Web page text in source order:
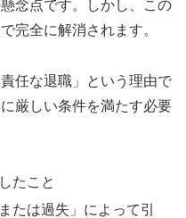
念点です。しかし、この
完全に解消されます。
任な退職」という理由で
厳しい条件を満たす必要
たこと
たは過失」によって引